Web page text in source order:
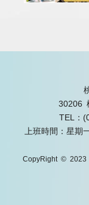
30206
TEL：
上班時間：星期
CopyRight © 2023